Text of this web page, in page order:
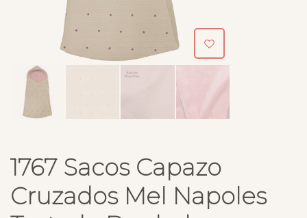
1767 Sacos Capazo
Cruzados Mel Napoles